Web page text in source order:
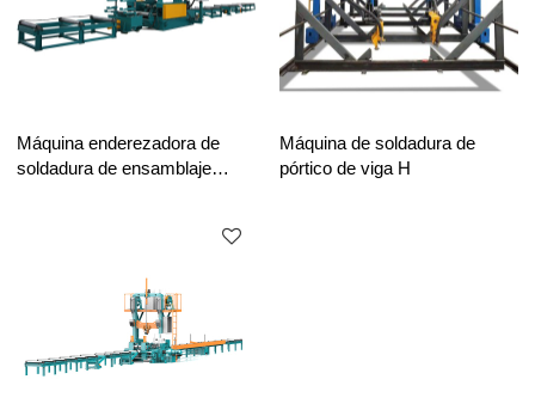
Máquina enderezadora de
soldadura de ensamblaje
Máquina de soldadura de
pórtico de viga H